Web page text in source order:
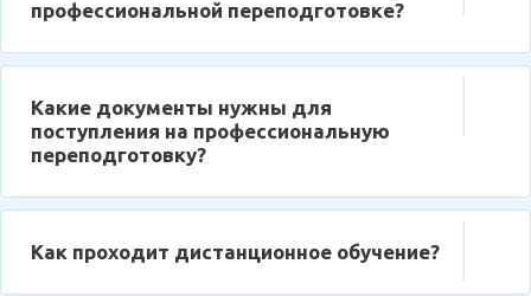
профессиональной переподготовке?
Какие документы нужны для
поступления на профессиональную
переподготовку?
Как проходит дистанционное обучение?